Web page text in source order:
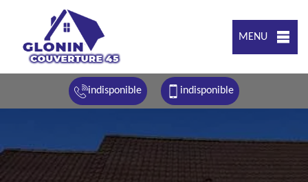
MENU
indisponible indisponible